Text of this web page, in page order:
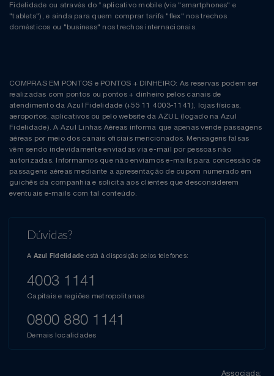
Fidelidade ou através do “aplicativo mobile (via "smartphones" e
"tablets"), e ainda para quem comprar tarifa "flex" nos trechos
domésticos ou "business" nos trechos internacionais.
COMPRAS EM PONTOS e PONTOS + DINHEIRO: As reservas podem ser
realizadas com pontos ou pontos + dinheiro pelos canais de
atendimento da Azul Fidelidade (+55 11 4003-1141), lojas físicas,
aeroportos, aplicativos ou pelo website da AZUL (logado na Azul
Fidelidade). A Azul Linhas Aéreas informa que apenas vende passagens
aéreas por meio dos canais oficiais mencionados. Mensagens falsas
vêm sendo indevidamente enviadas via e-mail por pessoas não
autorizadas. Informamos que não enviamos e-mails para concessão de
passagens aéreas mediante a apresentação de cupom numerado em
guichês da companhia e solicita aos clientes que desconsiderem
eventuais e-mails com tal conteúdo.
Dúvidas?
A Azul Fidelidade está à disposição pelos telefones:
4003 1141
Capitais e regiões metropolitanas
0800 880 1141
Demais localidades
Associada: